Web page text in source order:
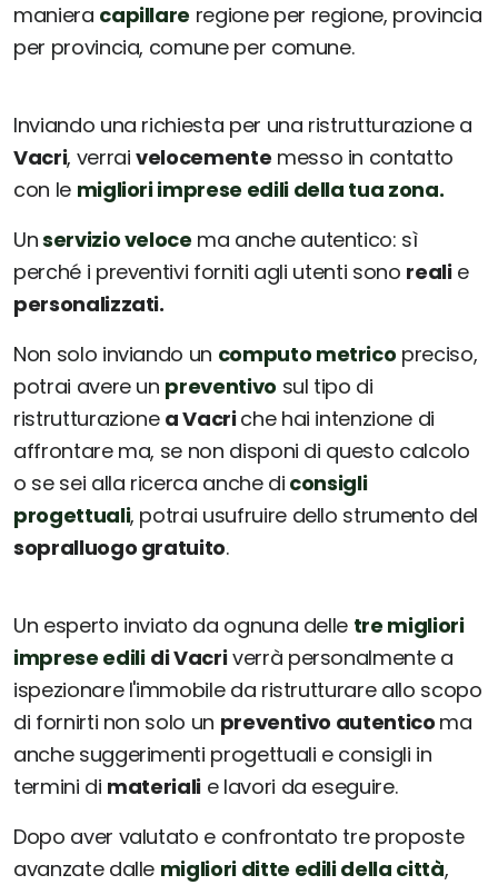
maniera capillare regione per regione, provincia
per provincia, comune per comune.
Inviando una richiesta per una ristrutturazione a
Vacri, verraivelocemente messo in contatto
con le migliori imprese edili della tua zona.
Unservizio veloce ma anche autentico: sì
perché i preventivi forniti agli utenti sono realie
personalizzati.
Non solo inviando un computo metrico preciso,
potrai avere un preventivo sul tipo di
ristrutturazione a Vacriche hai intenzione di
affrontare ma, se non disponi di questo calcolo
o se sei alla ricerca anche di consigli
progettuali, potrai usufruire dello strumento del
sopralluogo gratuito.
Un esperto inviato da ognuna delle tre migliori
imprese edili di Vacriverrà personalmente a
ispezionare l'immobile da ristrutturare allo scopo
di fornirti non solo un preventivo autentico ma
anche suggerimenti progettuali e consigli in
termini di materiali e lavori da eseguire.
Dopo aver valutato e confrontato tre proposte
avanzate dalle migliori ditte edili della città,